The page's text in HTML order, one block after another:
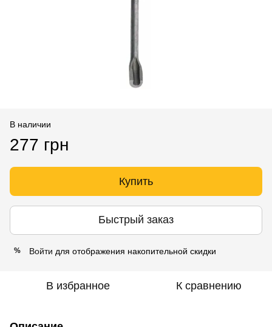
В наличии
277 грн
Купить
Быстрый заказ
% Войти для отображения накопительной скидки
В избранное К сравнению